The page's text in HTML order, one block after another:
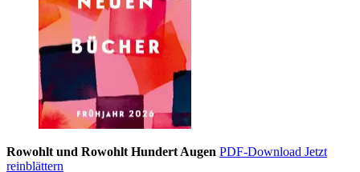
Rowohlt und Rowohlt Hundert Augen PDF-Download Jetzt
reinblättern